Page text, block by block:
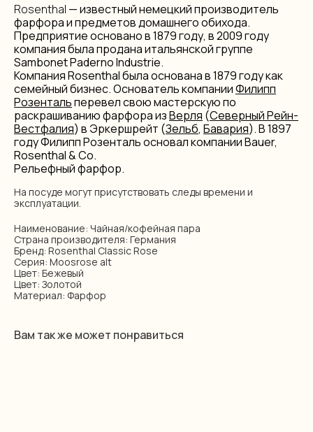
Rosenthal — известный немецкий производитель
фарфора и предметов домашнего обихода.
Предприятие основано в 1879 году, в 2009 году
компания была продана итальянской группе
Sambonet Paderno Industrie.
Компания Rosenthal была основана в 1879 году как
семейный бизнес. Основатель компанииФилипп
Розентальперевел свою мастерскую по
раскрашиванию фарфора изВерля (Северный Рейн-
Вестфалия) в Эркершрейт (Зельб, Бавария). В 1897
году Филипп Розенталь основал компании Bauer,
Rosenthal & Co.
Рельефный фарфор.
На посуде могут присутствовать следы времени и
эксплуатации.
Наименование: Чайная/кофейная пара
Страна производителя: Германия
Бренд: Rosenthal Classic Rose
Серия: Moosrose alt
Цвет: Бежевый
Цвет: Золотой
Материал: Фарфор
Вам так же может понравиться